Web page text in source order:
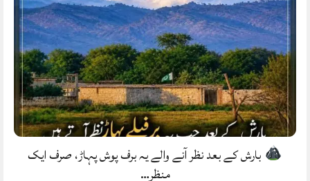
بارش کے بعد نظر آنے والے یہ برف پوش پہاڑ، صرف ایک
منظر…